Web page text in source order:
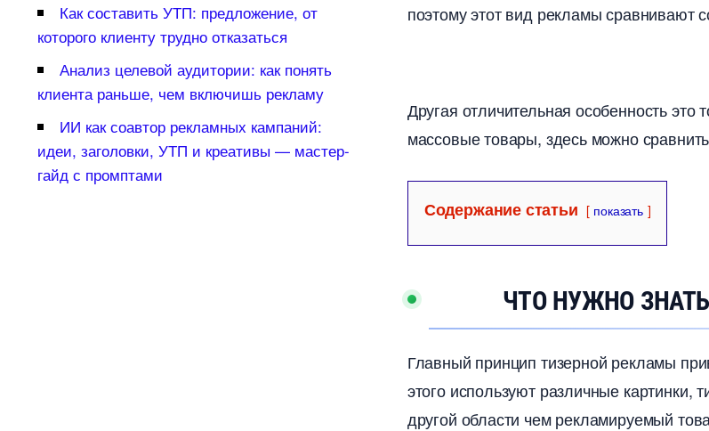
поэтому этот вид рекламы сравнивают
Другая отличительная особенность
массовые товары, здесь можно
Содержание статьи показать
ЧТО НУЖНО
Главный принцип тизерной рекламы
этого используют различные картинки,
другой области чем рекламируемый
Как составить УТП: предложение, от
которого клиенту трудно отказаться
Анализ целевой аудитории: как понять
клиента раньше, чем включишь рекламу
ИИ как соавтор рекламных кампаний:
идеи, заголовки, УТП и креативы — мастер-
айд с промптами